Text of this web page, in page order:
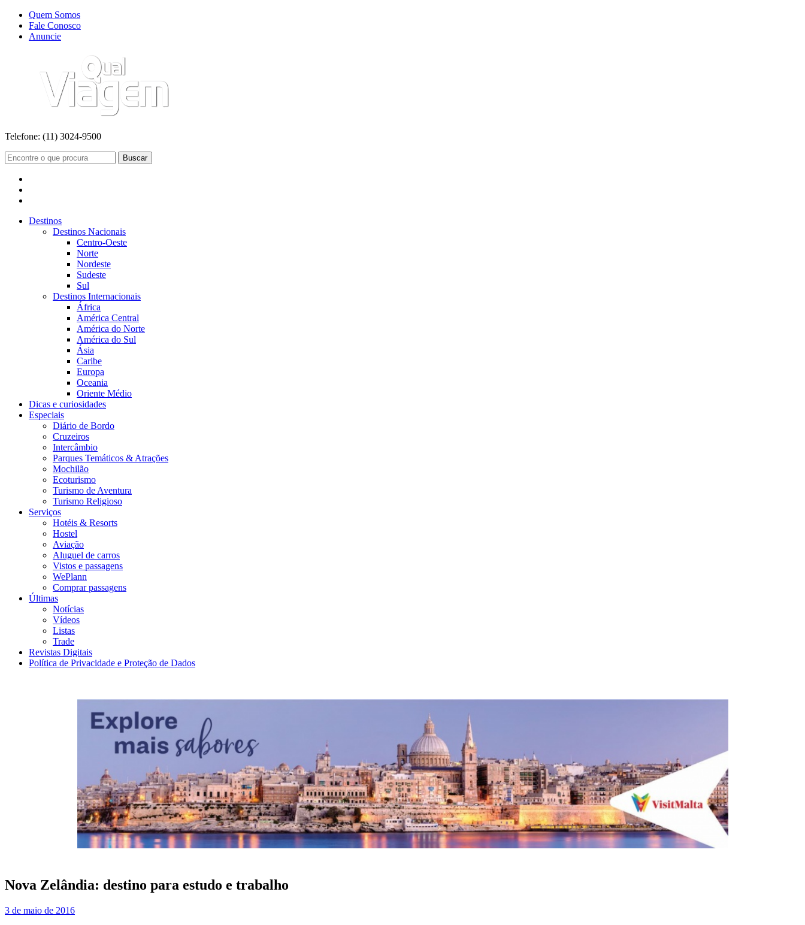
Quem Somos
Fale Conosco
Anuncie
Telefone: (11) 3024-9500
Buscar
Destinos
Destinos Nacionais
Centro-Oeste
Norte
Nordeste
Sudeste
Sul
Destinos Internacionais
África
América Central
América do Norte
América do Sul
Ásia
Caribe
Europa
Oceania
Oriente Médio
Dicas e curiosidades
Especiais
Diário de Bordo
Cruzeiros
Intercâmbio
Parques Temáticos & Atrações
Mochilão
Ecoturismo
Turismo de Aventura
Turismo Religioso
Serviços
Hotéis & Resorts
Hostel
Aviação
Aluguel de carros
Vistos e passagens
WePlann
Comprar passagens
Últimas
Notícias
Vídeos
Listas
Trade
Revistas Digitais
Política de Privacidade e Proteção de Dados
Nova Zelândia: destino para estudo e trabalho
3 de maio de 2016